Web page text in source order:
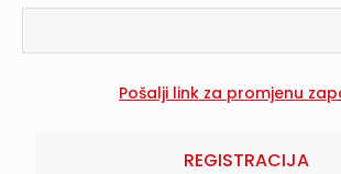
REGISTRACIJA